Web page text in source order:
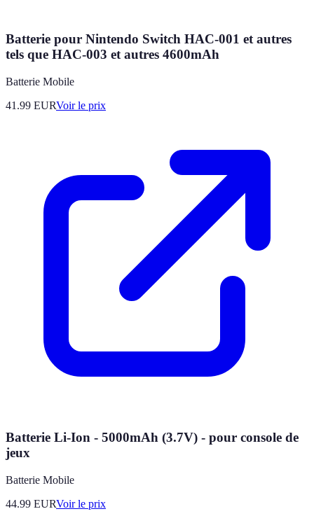
Batterie pour Nintendo Switch HAC-001 et autres
tels que HAC-003 et autres 4600mAh
Batterie Mobile
41.99 EURVoir le prix
Batterie Li-Ion - 5000mAh (3.7V) - pour console de
jeux
Batterie Mobile
44.99 EURVoir le prix